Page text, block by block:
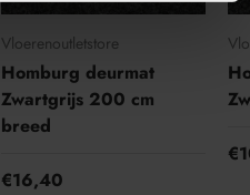
Vloerenoutletstore
Homburg deurmat
Zwartgrijs 200 cm
breed
€16,40